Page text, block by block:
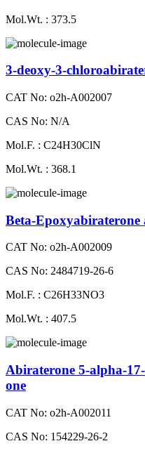
Mol.Wt. : 373.5
3-deoxy-3-
CAT No: o2h-A002007
CAS No: N/A
Mol.F. : C24H30ClN
Mol.Wt. : 368.1
Beta-Epoxyabiraterone
CAT No: o2h-A002009
CAS No: 2484719-26-6
Mol.F. : C26H33NO3
Mol.Wt. : 407.5
Abiraterone 5-alpha-
one
CAT No: o2h-A002011
CAS No: 154229-26-2